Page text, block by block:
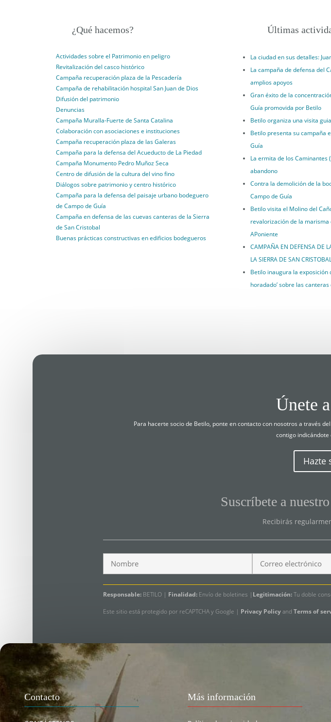
¿Qué hacemos?
Actividades sobre el Patrimonio en peligro
Revitalización del casco histórico
Campaña recuperación plaza de la Pescadería
Campaña de rehabilitación hospital San Juan de Dios
Difusión del patrimonio
Denuncias
Campaña Muralla-Fuerte de Santa Catalina
Colaboración con asociaciones e instituciones
Campaña recuperación plaza de las Galeras
Campaña para la defensa del Acueducto de La Piedad
Campaña Monumento Pedro Muñoz Seca
Centro de difusión de la cultura del vino fino
Diálogos sobre patrimonio y centro histórico
Campaña para la defensa del paisaje urbano bodeguero
de Campo de Guía
Campaña en defensa de las cuevas canteras de la Sierra
de San Cristobal
Buenas prácticas constructivas en edificios bodegueros
Últimas
La ciudad en sus detalles:
La campaña de defensa del
amplios apoyos
Gran éxito de la
Guía promovida por Betilo
Betilo organiza una visita
Betilo presenta su campaña
Guía
La ermita de los Caminantes
abandono
Contra la demolición de la
Campo de Guía
Betilo visita el Molino del
revalorización de la marisma
APoniente
CAMPAÑA EN DEFENSA DE
LA SIERRA DE SAN
Betilo inaugura la exposición
horadado’ sobre las
Únete
Para hacerte socio de Betilo, ponte en contacto con nosotros a través
contigo
Hazte
Suscríbete a
Recibirás
Responsable: BETILO | Finalidad: Envío de boletines | Legitimación:Tu doble
Este sitio está protegido por reCAPTCHA y Google | Privacy PolicyandTerms of
Contacto Más información